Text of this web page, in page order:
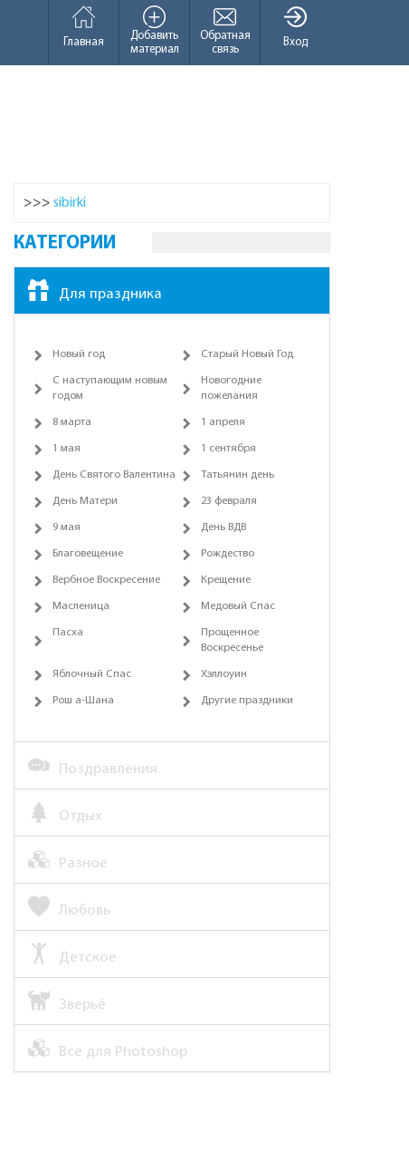
Вход
Обратная
связь
Добавить
материал
Главная
>>> sibirki
КАТЕГОРИИ
Для праздника
Новый год Старый Новый Год
С наступающим новым
годом
Новогодние
пожелания
8 марта 1 апреля
1 мая 1 сентября
День Святого Валентина Татьянин день
День Матери 23 февраля
9 мая День ВДВ
Благовещение Рождество
Вербное Воскресение Крещение
Масленица Медовый Спас
Пасха
Прощенное
Воскресенье
Яблочный Спас Хэллоуин
Рош а-Шана Другие праздники
Поздравления
Отдых
Разное
Любовь
Детское
Зверьё
Все для Photoshop